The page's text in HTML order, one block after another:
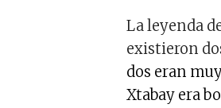
La leyenda
existieron
dos eran
Xtabay era